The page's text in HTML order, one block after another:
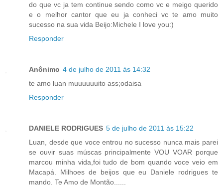
do que vc ja tem continue sendo como vc e meigo querido
e o melhor cantor que eu ja conheci vc te amo muito
sucesso na sua vida Beijo:Michele I love you:)
Responder
Anônimo 4 de julho de 2011 às 14:32
te amo luan muuuuuuito ass;odaisa
Responder
DANIELE RODRIGUES 5 de julho de 2011 às 15:22
Luan, desde que voce entrou no sucesso nunca mais parei
se ouvir suas múscas principalmente VOU VOAR porque
marcou minha vida,foi tudo de bom quando voce veio em
Macapá. Milhoes de beijos que eu Daniele rodrigues te
mando. Te Amo de Montão......